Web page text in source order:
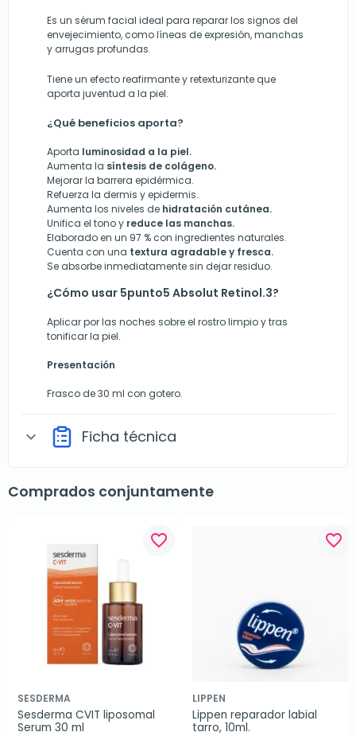
Es un sérum facial ideal para reparar los signos del
envejecimiento, como líneas de expresión, manchas
y arrugas profundas.
Tiene un efecto reafirmante y retexturizante que
aporta juventud a la piel.
¿Qué beneficios aporta?
Aporta luminosidad a la piel.
Aumenta la síntesis de colágeno.
Mejorar la barrera epidérmica.
Refuerza la dermis y epidermis.
Aumenta los niveles de hidratación cutánea.
Unifica el tono y reduce las manchas.
Elaborado en un 97 % con ingredientes naturales.
Cuenta con una textura agradable y fresca.
Se absorbe inmediatamente sin dejar residuo.
¿Cómo usar 5punto5 Absolut Retinol.3?
Aplicar por las noches sobre el rostro limpio y tras
tonificar la piel.
Presentación
Frasco de 30 ml con gotero.
expand_more Ficha técnica
Comprados conjuntamente
favorite_border
SESDERMA
Sesderma CVIT liposomal
Serum 30 ml
favorite_border
LIPPEN
Lippen reparador labial
tarro, 10ml.